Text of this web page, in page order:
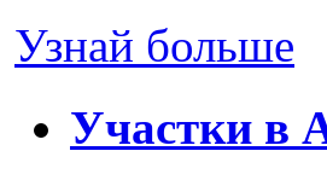
Узнай больше
Участки в